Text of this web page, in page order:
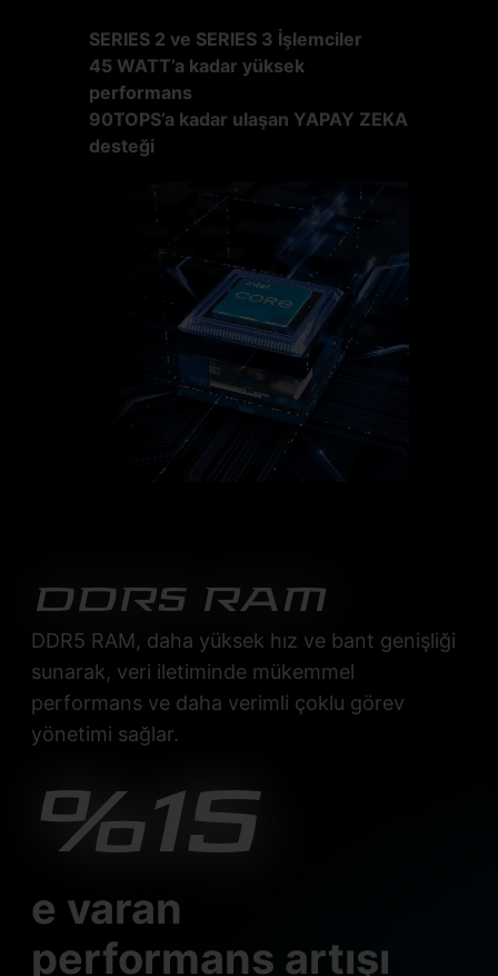
SERIES 2 ve SERIES 3 İşlemciler
45 WATT’a kadar yüksek
performans
90TOPS’a kadar ulaşan YAPAY ZEKA
desteği
DDR5 RAM
DDR5 RAM, daha yüksek hız ve bant genişliği
sunarak, veri iletiminde mükemmel
performans ve daha verimli çoklu görev
yönetimi sağlar.
%15
e varan
performans artışı